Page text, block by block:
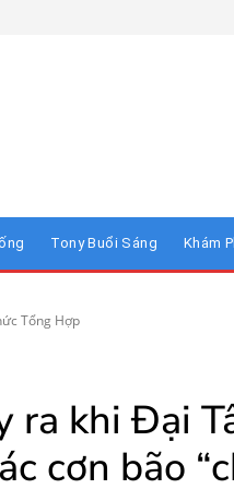
Tony Buổi Sáng Khám
Tổng Hợp
ra khi Đại
cơn bão